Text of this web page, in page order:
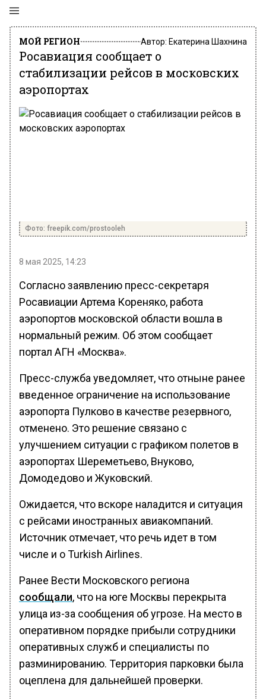
МОЙ РЕГИОН Автор: Екатерина Шахнина
Росавиация сообщает о
стабилизации рейсов в московских
аэропортах
Фото: freepik.com/prostooleh
8 мая 2025, 14:23
Согласно заявлению пресс-секретаря
Росавиации Артема Кореняко, работа
аэропортов московской области вошла в
нормальный режим. Об этом сообщает
портал АГН «Москва».
Пресс-служба уведомляет, что отныне ранее
введенное ограничение на использование
аэропорта Пулково в качестве резервного,
отменено. Это решение связано с
улучшением ситуации с графиком полетов в
аэропортах Шереметьево, Внуково,
Домодедово и Жуковский.
Ожидается, что вскоре наладится и ситуация
с рейсами иностранных авиакомпаний.
Источник отмечает, что речь идет в том
числе и о Turkish Airlines.
Ранее Вести Московского региона
сообщали, что на юге Москвы перекрыта
улица из-за сообщения об угрозе. На место в
оперативном порядке прибыли сотрудники
оперативных служб и специалисты по
разминированию. Территория парковки была
оцеплена для дальнейшей проверки.